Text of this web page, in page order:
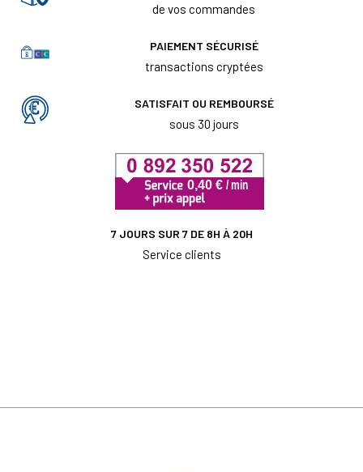
de vos commandes
PAIEMENT SÉCURISÉ
transactions cryptées
SATISFAIT OU REMBOURSÉ
sous 30 jours
7 JOURS SUR 7 DE 8H À 20H
Service clients